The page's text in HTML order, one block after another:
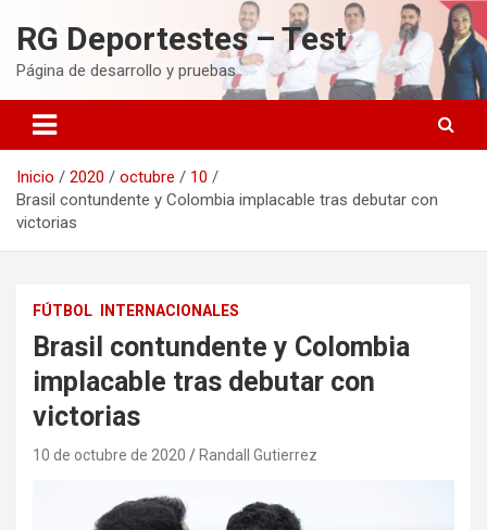
contenido
RG Deportestes – Test
Página de desarrollo y pruebas
Inicio 2020 octubre
10
Brasil contundente y Colombia implacable tras debutar con
victorias
FÚTBOL INTERNACIONALES
Brasil contundente y Colombia
implacable tras debutar con
victorias
10 de octubre de 2020 Randall Gutierrez